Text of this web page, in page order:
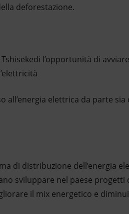
deforestazione.
l’opportunità di
all’energia elettrica da parte sia
di distribuzione dell’energia
sviluppare nel paese progetti
il mix energetico e